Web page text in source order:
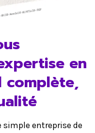
en
simple entreprise de